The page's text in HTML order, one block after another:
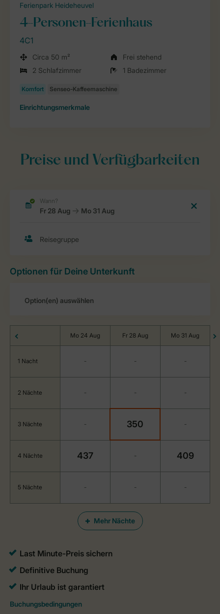
Ferienpark Heideheuvel
4-Personen-Ferienhaus
4C1
Circa 50 m²
Frei stehend
2 Schlafzimmer
1 Badezimmer
Einrichtungsmerkmale
Preise und Verfügbarkeiten
Optionen für Deine Unterkunft
Mehr Nächte
Mo 24 Aug Fr 28 Aug Mo 31 Aug
1 Nacht - - -
2 Nächte - - -
3 Nächte - 350 -
4 Nächte 437 - 409
5 Nächte - - -